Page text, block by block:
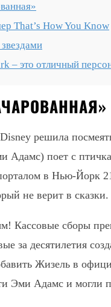
That’s How You Know
– это отличный
решила
Адамс) поет с
в Нью-Йорк
не верит в
Кассовые сборы
за десятилетия
Жизель в
Эми Адамс и могли